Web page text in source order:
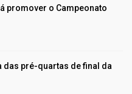
promover o Campeonato
das pré-quartas de final da